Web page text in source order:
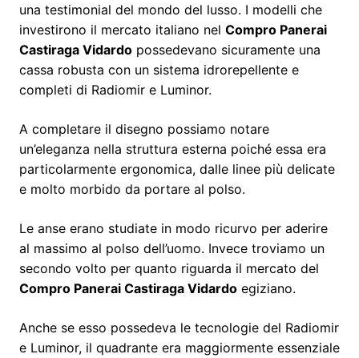
una testimonial del mondo del lusso. I modelli che
investirono il mercato italiano nel Compro Panerai
Castiraga Vidardo possedevano sicuramente una
cassa robusta con un sistema idrorepellente e
completi di Radiomir e Luminor.
A completare il disegno possiamo notare
un’eleganza nella struttura esterna poiché essa era
particolarmente ergonomica, dalle linee più delicate
e molto morbido da portare al polso.
Le anse erano studiate in modo ricurvo per aderire
al massimo al polso dell’uomo. Invece troviamo un
secondo volto per quanto riguarda il mercato del
Compro Panerai Castiraga Vidardo egiziano.
Anche se esso possedeva le tecnologie del Radiomir
e Luminor, il quadrante era maggiormente essenziale